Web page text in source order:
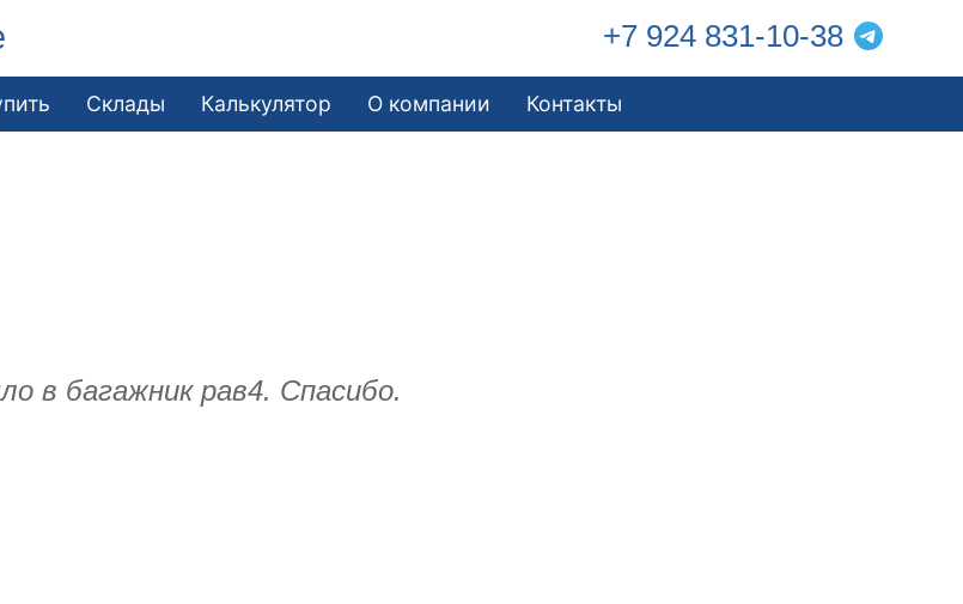
+7 924 831-10-38
Склады Калькулятор О компании Контакты
в багажник рав4. Спасибо.